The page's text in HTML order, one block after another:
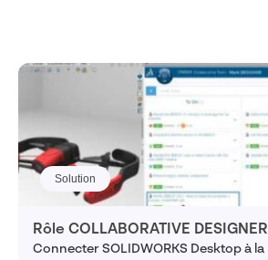
Solution
Rôle COLLABORATIVE
SOLIDWORKS (UES)
Connecter SOLIDWORKS Desktop à